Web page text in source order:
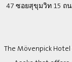
47 ซอยสุขุมวิท 15 ถ
The Mövenpick